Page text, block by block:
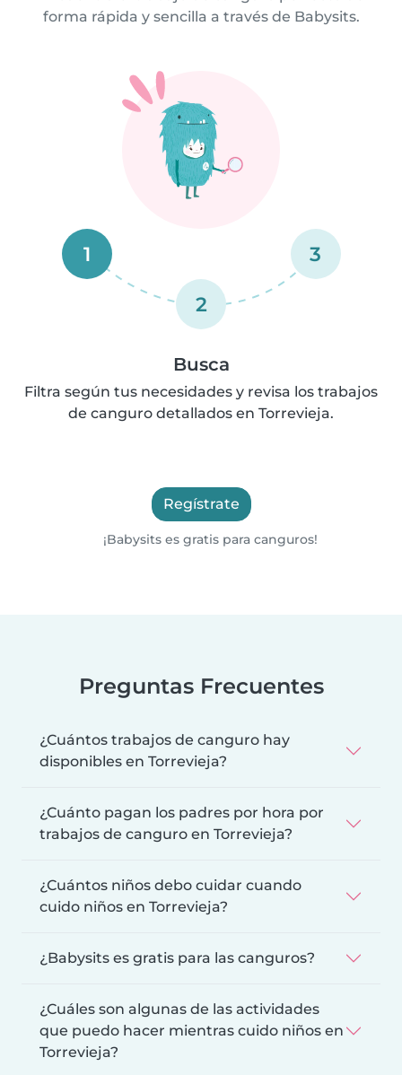
forma rápida y sencilla a través de Babysits.
1
2
3
Busca
Filtra según tus necesidades y revisa los trabajos
de canguro detallados en Torrevieja.
Regístrate
¡Babysits es gratis para canguros!
Preguntas Frecuentes
¿Cuántos trabajos de canguro hay
disponibles en Torrevieja?
¿Cuánto pagan los padres por hora por
trabajos de canguro en Torrevieja?
¿Cuántos niños debo cuidar cuando
cuido niños en Torrevieja?
¿Babysits es gratis para las canguros?
¿Cuáles son algunas de las actividades
que puedo hacer mientras cuido niños en
Torrevieja?